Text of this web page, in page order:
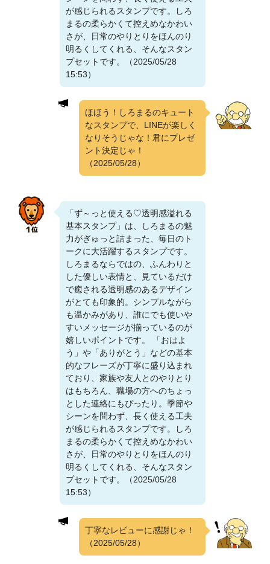
が感じられるスタンプです。しろ
まるの柔らかくて控えめなかわい
さが、日常のやりとりをほんのり
明るくしてくれる、そんなスタン
プセットです。（2025/05/28
15:53）
ほほう！しろまるのキュート
なスタンプで、LINEが楽しく
なりそうじゃな！君にプレゼ
ント決定じゃ！
（2025/05/28）
「ず～っと使える♡透明感溢れる
基本スタンプ」は、しろまるの魅
力がぎゅっと詰まった、毎日のト
ークに大活躍するスタンプです。
しろまるならではの、ふんわりと
した優しい表情と、見ているだけ
で癒される透明感のあるデザイン
がとても印象的。シンプルながら
も温かみがあり、誰にでも使いや
すいメッセージが揃っているのが
嬉しいポイントです。 「おはよ
う」や「ありがとう」などの基本
的なフレーズが丁寧に盛り込まれ
ており、家族や友人とのやりとり
はもちろん、職場の方へのちょっ
とした連絡にもぴったり。季節や
シーンを問わず、長く使える工夫
が感じられるスタンプです。しろ
まるの柔らかくて控えめなかわい
さが、日常のやりとりをほんのり
明るくしてくれる、そんなスタン
プセットです。（2025/05/28
15:53）
丁寧なレビューに感謝じゃ！
（2025/05/28）